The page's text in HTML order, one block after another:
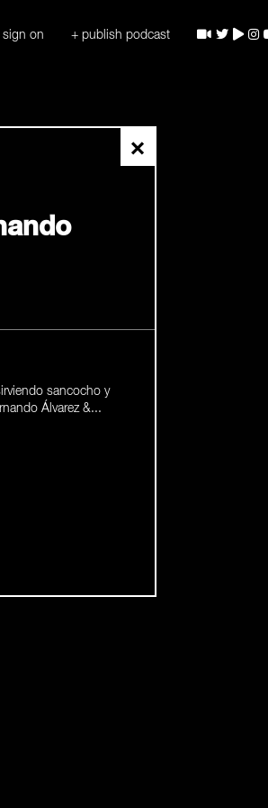
sign on + publish podcast
×
sancocho y
Álvarez &...